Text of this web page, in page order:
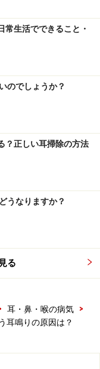
眠・カフェイ
通り心因的な要因
、不安感が強いと
ガクガクしやすい
ェインの過剰摂取
の影響を受けてい
睡眠異常・不眠な
く見られます。
れらを改善する生
う。
常生活でできること・
のでしょうか？
？正しい耳掃除の方法
うなりますか？
る
耳・鼻・喉の病気
>
耳鳴りの原因は？